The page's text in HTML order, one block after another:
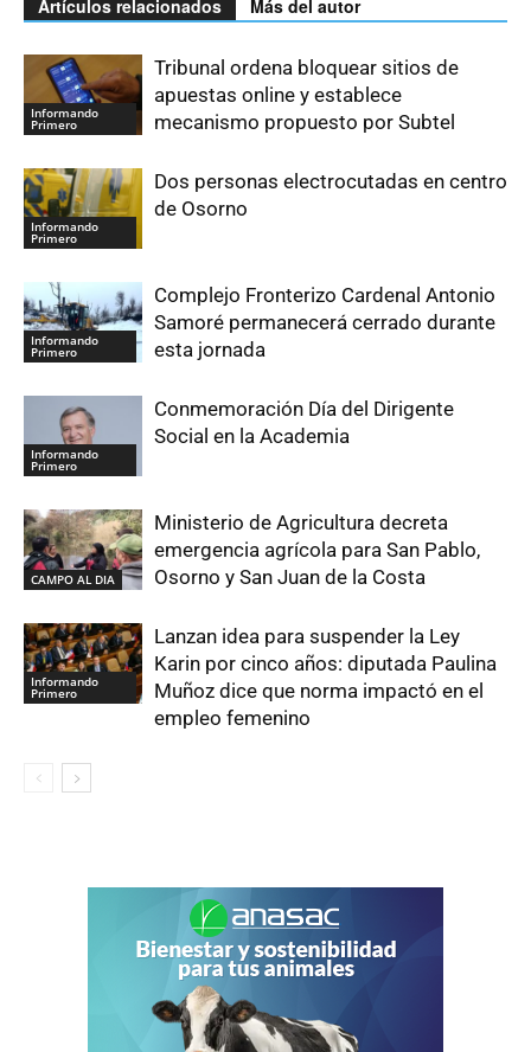
Artículos relacionados Más del autor
Informando
Primero
Tribunal ordena bloquear sitios de
apuestas online y establece
mecanismo propuesto por Subtel
Informando
Primero
Dos personas electrocutadas en centro
de Osorno
Informando
Primero
Complejo Fronterizo Cardenal Antonio
Samoré permanecerá cerrado durante
esta jornada
Informando
Primero
Conmemoración Día del Dirigente
Social en la Academia
CAMPO AL DIA
Ministerio de Agricultura decreta
emergencia agrícola para San Pablo,
Osorno y San Juan de la Costa
Informando
Primero
Lanzan idea para suspender la Ley
Karin por cinco años: diputada Paulina
Muñoz dice que norma impactó en el
empleo femenino